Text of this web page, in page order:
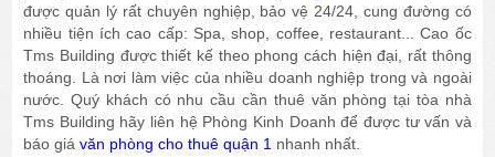
được quản lý rất chuyên nghiệp, bảo vệ 24/24, cung đường có
nhiều tiện ích cao cấp: Spa, shop, coffee, restaurant... Cao ốc
Tms Building được thiết kế theo phong cách hiện đại, rất thông
thoáng. Là nơi làm việc của nhiều doanh nghiệp trong và ngoài
nước. Quý khách có nhu cầu cần thuê văn phòng tại tòa nhà
Tms Building hãy liên hệ Phòng Kinh Doanh để được tư vấn và
báo giávăn phòng cho thuê quận 1 nhanh nhất.